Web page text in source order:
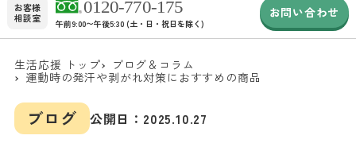
お客様
相談室
午前9:00〜午後5:30 (土・日・祝日を除く)
お問い合わせ
生活応援 トップ
ブログ＆コラム
運動時の発汗や剥がれ対策におすすめの商品
ブログ 公開日： 2025.10.27